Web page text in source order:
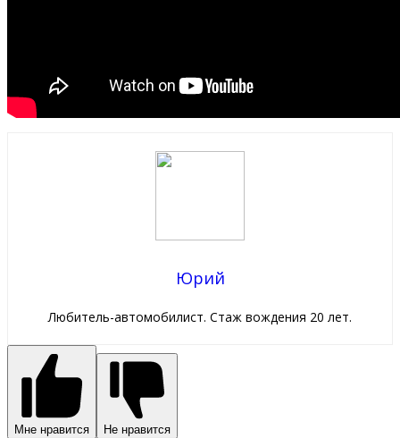
Юрий
Любитель-автомобилист. Стаж вождения 20 лет.
Мне нравится Не нравится